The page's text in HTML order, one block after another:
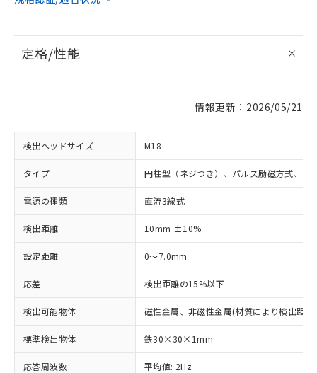
定格/性能
情報更新：2026/05/21
検出ヘッドサイズ M18
タイプ 円柱型（ネジつき）、パルス励磁方式、シ
電源の種類 直流3線式
検出距離 10mm ±10%
設定距離 0～7.0mm
応差 検出距離の15%以下
検出可能物体 磁性金属、非磁性金属(材質により検出距
標準検出物体 鉄30×30×1mm
応答周波数 平均値: 2Hz